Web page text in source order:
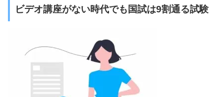
ビデオ講座がない時代でも国試は9割通る試験